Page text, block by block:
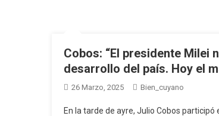
Cobos: “El presidente Milei
desarrollo del país. Hoy el
26 Marzo, 2025 Bien_cuyano
En la tarde de ayre, Julio Cobos